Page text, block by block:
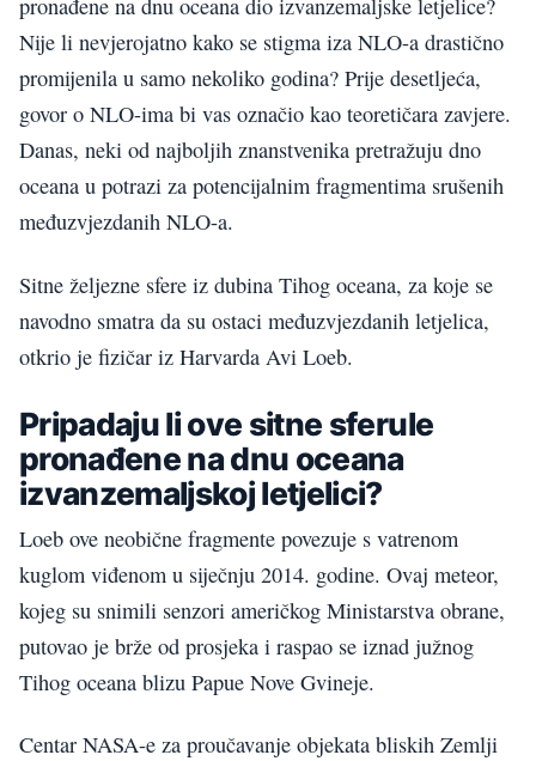
pronađene na dnu oceana dio izvanzemaljske letjelice?
Nije li nevjerojatno kako se stigma iza NLO-a drastično
promijenila u samo nekoliko godina? Prije desetljeća,
govor o NLO-ima bi vas označio kao teoretičara zavjere.
Danas, neki od najboljih znanstvenika pretražuju dno
oceana u potrazi za potencijalnim fragmentima srušenih
međuzvjezdanih NLO-a.
Sitne željezne sfere iz dubina Tihog oceana, za koje se
navodno smatra da su ostaci međuzvjezdanih letjelica,
otkrio je fizičar iz Harvarda Avi Loeb.
Pripadaju li ove sitne sferule
pronađene na dnu oceana
izvanzemaljskoj letjelici?
Loeb ove neobične fragmente povezuje s vatrenom
kuglom viđenom u siječnju 2014. godine. Ovaj meteor,
kojeg su snimili senzori američkog Ministarstva obrane,
putovao je brže od prosjeka i raspao se iznad južnog
Tihog oceana blizu Papue Nove Gvineje.
Centar NASA-e za proučavanje objekata bliskih Zemlji